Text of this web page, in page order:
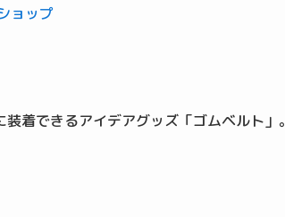
ョップ
着できるアイデアグッズ「ゴムベルト」。